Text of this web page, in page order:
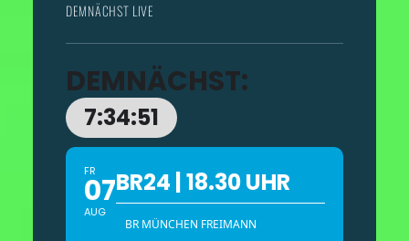
DEMNÄCHST LIVE
DEMNÄCHST:
7:34:48
FR
07
AUG
BR24 | 18.30 UHR
BR MÜNCHEN FREIMANN